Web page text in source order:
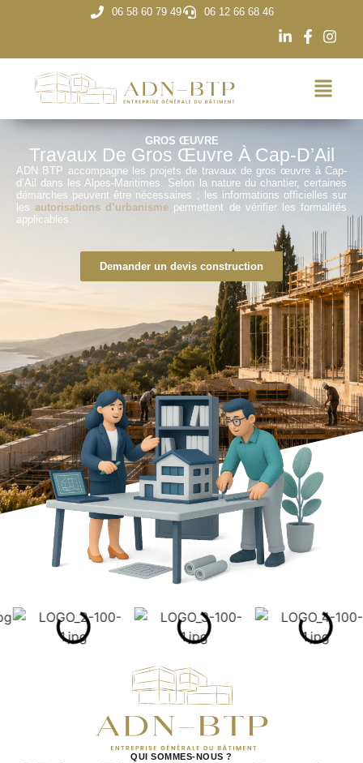
06 58 60 79 49 06 12 66 68 46
GROS ŒUVRE
Travaux De Gros Œuvre À Cap-D’Ail
ADN BTP accompagne les projets de travaux de gros œuvre à Cap-
d’Ail dans les Alpes-Maritimes. Selon la nature du chantier, certaines
démarches peuvent être nécessaires ; les informations officielles sur
lesautorisations d’urbanisme permettent de vérifier les formalités
applicables.
Demander un devis construction
QUI SOMMES-NOUS ?